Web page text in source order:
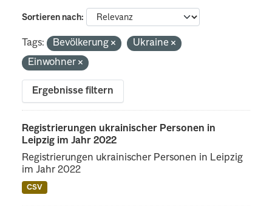
Sortieren nach
Tags: Bevölkerung
Ukraine
Einwohner
Ergebnisse filtern
Registrierungen ukrainischer Personen in
Leipzig im Jahr 2022
Registrierungen ukrainischer Personen in Leipzig
im Jahr 2022
CSV